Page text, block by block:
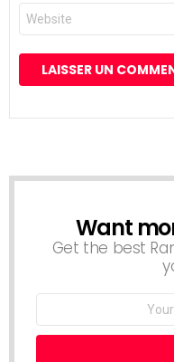
Site
web
NEWSLETTER
Want
Get the best
Email